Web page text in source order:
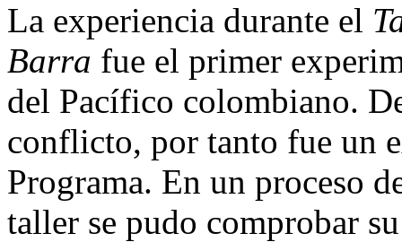
La experiencia durante el
Barra fue el primer
del Pacífico colombiano.
conflicto, por tanto fue un
Programa. En un proceso
taller se pudo comprobar